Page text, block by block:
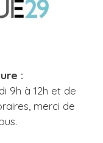
:
9h à 12h et de
merci de